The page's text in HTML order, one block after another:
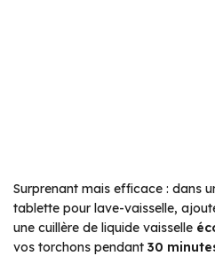
Surprenant mais efficace : dans
tablette pour lave-vaisselle,
une cuillère de liquide vaisselle
vos torchons pendant 30